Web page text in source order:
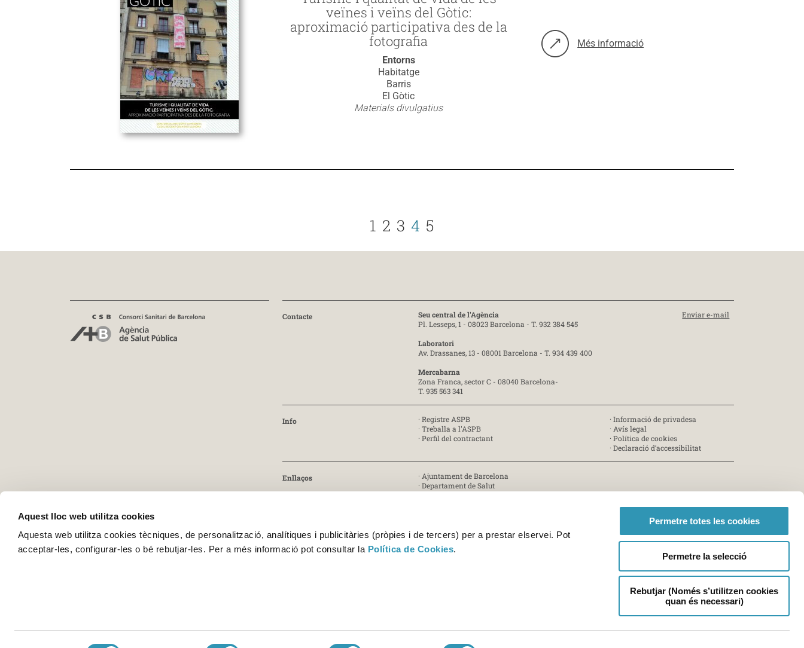
Aquest lloc web utilitza cookies
Aquesta web utilitza cookies tècniques, de personalització, analítiques i publicitàries (pròpies i de tercers) per a prestar elservei. Pot
acceptar-les, configurar-les o bé rebutjar-les. Per a més informació pot consultar la Política de Cookies.
Permetre totes les cookies
Permetre la selecció
Rebutjar (Només s’utilitzen cookies
quan és necessari)
veïnes i veïns del Gòtic:
aproximació participativa des de la
fotografia
Entorns
Habitatge
Barris
El Gòtic
Materials divulgatius
Més informació
sobre: Turisme i qualitat de vida de les veïnes i veïns del
1 2 3 4 5
Contacte
Seu central de l'Agència
Pl. Lesseps, 1 - 08023 Barcelona - T. 932 384 545
Laboratori
Av. Drassanes, 13 - 08001 Barcelona - T. 934 439 400
Mercabarna
Zona Franca, sector C - 08040 Barcelona-
T. 935 563 341
Enviar e-mail
Info · Registre ASPB
· Treballa a l'ASPB
· Perfil del contractant
· Informació de privadesa
· Avís legal
· Política de cookies
· Declaració d’accessibilitat
Enllaços · Ajuntament de Barcelona
· Departament de Salut
· Certificat ISO 45001:2018 [PDF]
· Certificats UNE-EN ISO/IEC 17025
Acreditació 227/LE1338 [PDF]